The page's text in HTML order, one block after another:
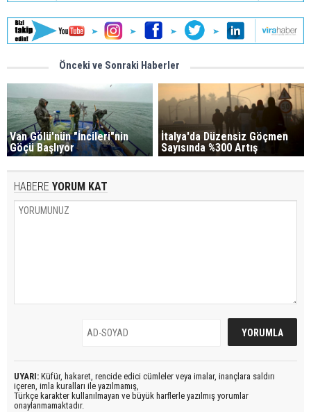
Önceki ve Sonraki Haberler
Van Gölü'nün "İncileri"nin
Göçü Başlıyor
İtalya'da Düzensiz Göçmen
Sayısında %300 Artış
HABERE YORUM KAT
UYARI: Küfür, hakaret, rencide edici cümleler veya imalar, inançlara saldırı
içeren, imla kuralları ile yazılmamış,
Türkçe karakter kullanılmayan ve büyük harflerle yazılmış yorumlar
onaylanmamaktadır.